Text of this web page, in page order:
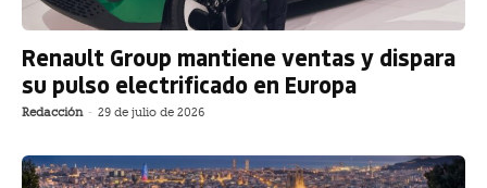
Renault Group mantiene ventas y dispara
su pulso electrificado en Europa
Redacción - 29 de julio de 2026